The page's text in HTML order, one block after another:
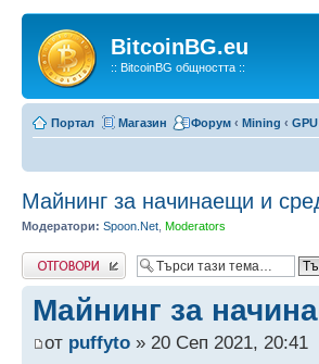
BitcoinBG.eu
:: BitcoinBG общността ::
Портал Магазин Форум ‹ Mining ‹
Майнинг за начинаещи и
Модератори: Spoon.Net Moderators
Напиши коментар
Майнинг за
от puffyto » 20 Сеп 2021, 20:41